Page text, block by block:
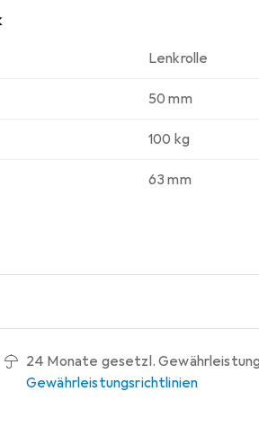
Lenkrolle
50 mm
100 kg
63 mm
24 Monate gesetzl. Gewährleistung
Gewährleistungsrichtlinien